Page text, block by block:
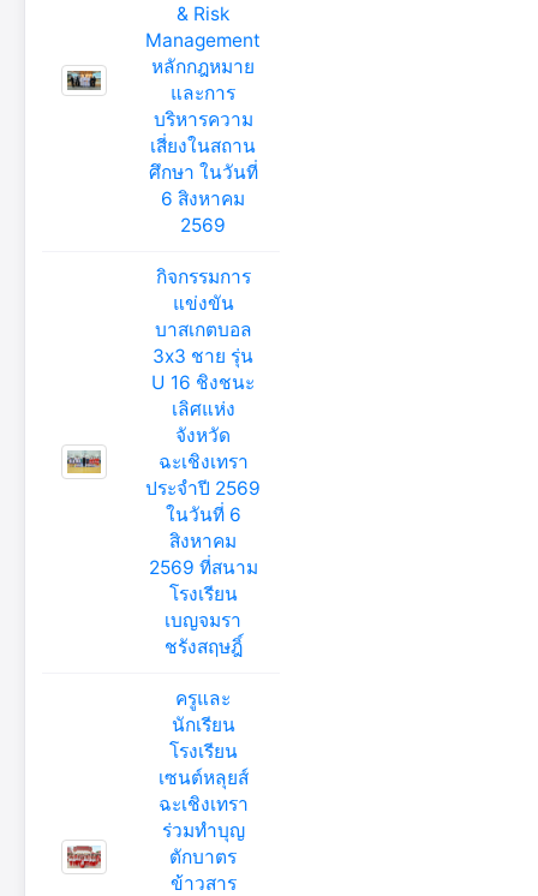
& Risk
Management
หลักกฎหมาย
และการ
บริหารความ
เสี่ยงในสถาน
ศึกษา ในวันที่
6 สิงหาคม
2569
กิจกรรมการ
แข่งขัน
บาสเกตบอล
3x3 ชาย รุ่น
U 16 ชิงชนะ
เลิศแห่ง
จังหวัด
ฉะเชิงเทรา
ประจำปี 2569
ในวันที่ 6
สิงหาคม
2569 ที่สนาม
โรงเรียน
เบญจมรา
ชรังสฤษฎิ์
ครูและ
นักเรียน
โรงเรียน
เซนต์หลุยส์
ฉะเชิงเทรา
ร่วมทำบุญ
ตักบาตร
ข้าวสาร